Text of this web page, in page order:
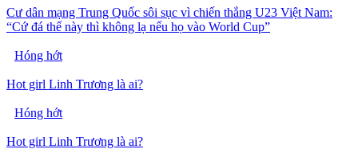
Cư dân mạng Trung Quốc sôi sục vì chiến thắng U23 Việt Nam:
“Cứ đá thế này thì không lạ nếu họ vào World Cup”
Hóng hớt
Hot girl Linh Trương là ai?
Hóng hớt
Hot girl Linh Trương là ai?